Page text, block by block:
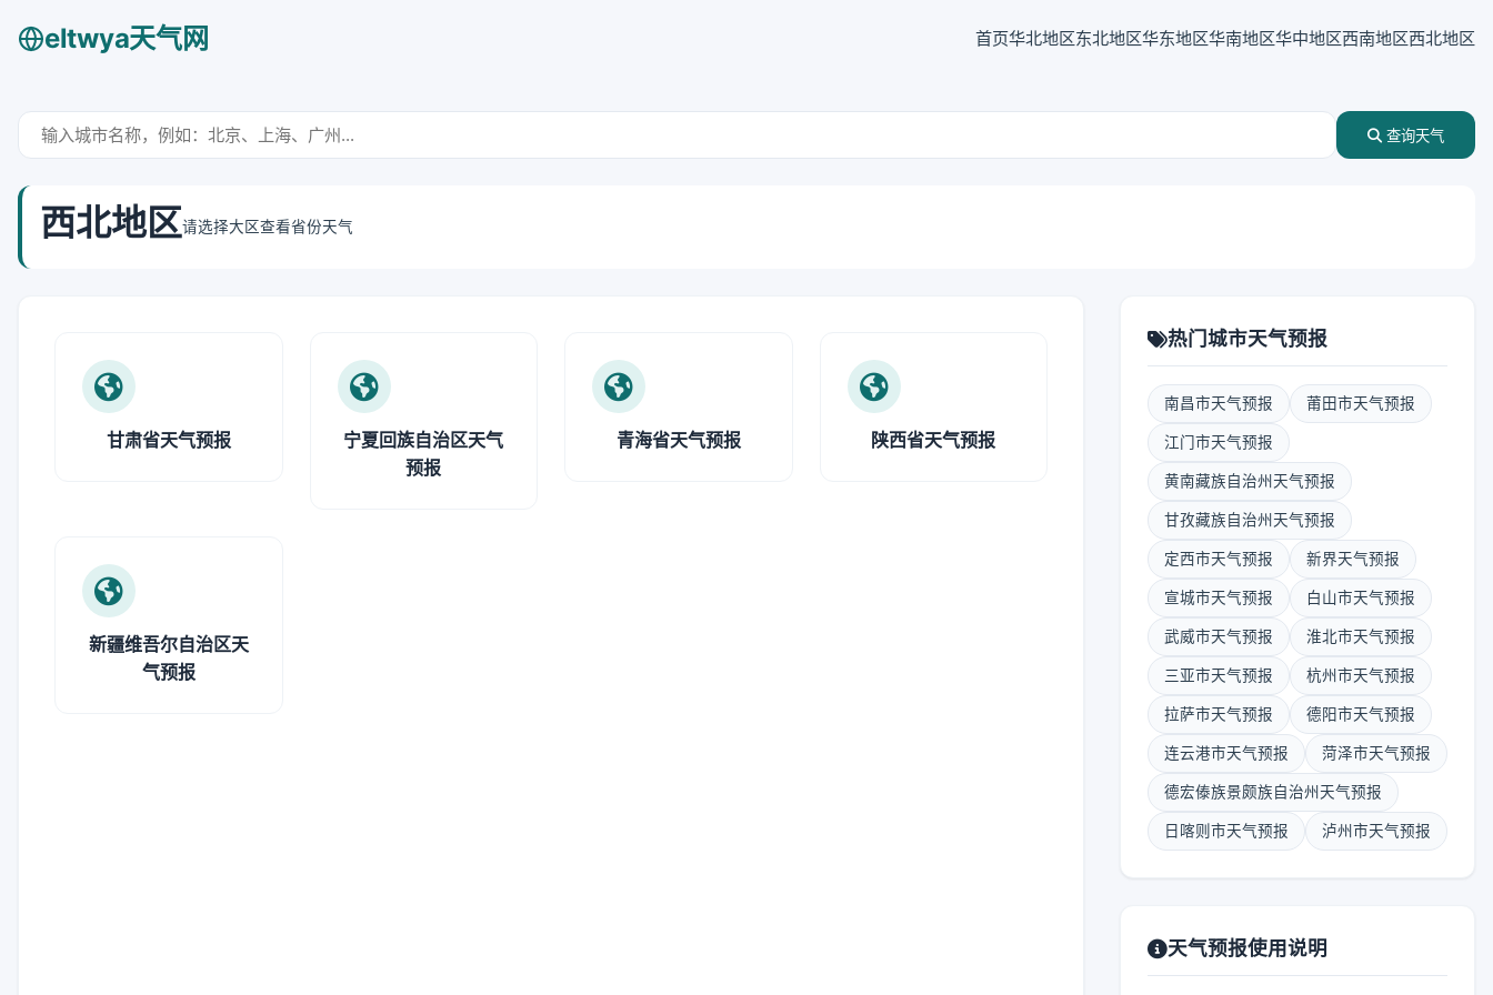
eltwya天气网 首页华北地区东北地区华东地区华南地区华中地区西南地区西北地区
查询天气
西北地区请选择大区查看省份天气
甘肃省天气预报
宁夏回族自治区天气
预报
青海省天气预报 陕西省天气预报
新疆维吾尔自治区天
气预报
热门城市天气预报
南昌市天气预报 莆田市天气预报
江门市天气预报
黄南藏族自治州天气预报
甘孜藏族自治州天气预报
定西市天气预报 新界天气预报
宣城市天气预报 白山市天气预报
武威市天气预报 淮北市天气预报
三亚市天气预报 杭州市天气预报
拉萨市天气预报 德阳市天气预报
连云港市天气预报 菏泽市天气预报
德宏傣族景颇族自治州天气预报
日喀则市天气预报 泸州市天气预报
天气预报使用说明